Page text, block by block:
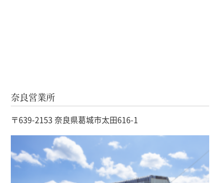
奈良営業所
〒639-2153 奈良県葛城市太田616-1